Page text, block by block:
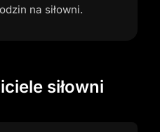
na siłowni.
siłowni